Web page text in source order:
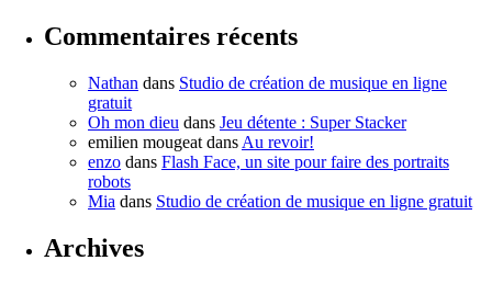
Commentaires récents
Nathan dans Studio de création de musique en ligne
gratuit
Oh mon dieu dans Jeu détente : Super Stacker
emilien mougeat dans Au revoir!
enzo dans Flash Face, un site pour faire des portraits
robots
Mia dans Studio de création de musique en ligne gratuit
Archives